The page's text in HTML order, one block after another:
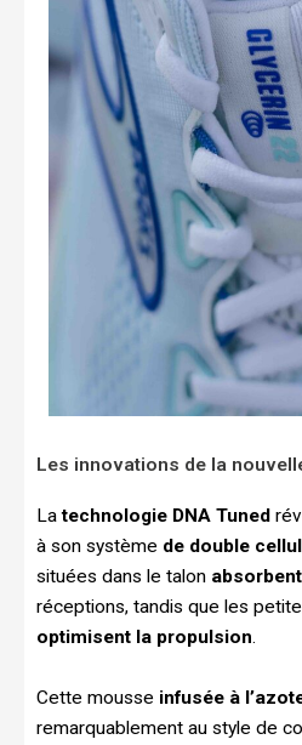
Les innovations de la
Latechnologie DNA Tuned
à son système de double
situées dans le talon
réceptions, tandis que les
optimisent la propulsion.
Cette mousse infusée à
remarquablement au style de